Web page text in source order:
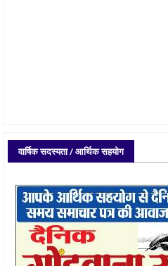
वार्षिक सदस्यता / आर्थिक सहयोग